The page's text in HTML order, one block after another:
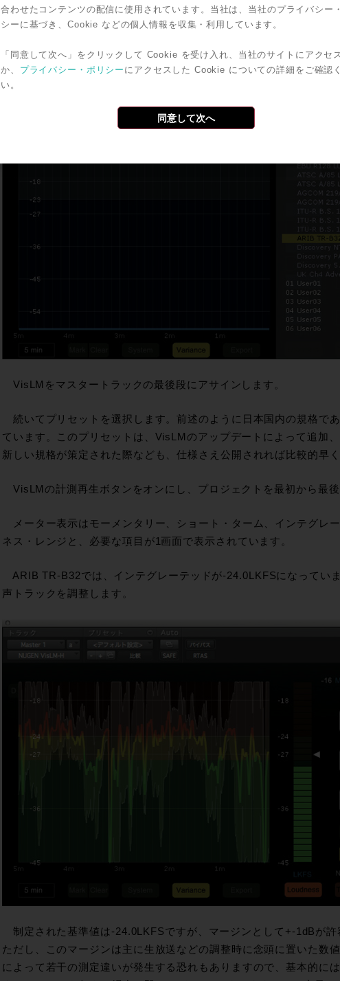
DAW側の仕様も含めて対応が期待されます。
プラグインでの起動
VisLMをマスタートラックの最後段にアサインします。
続いてプリセットを選択します。前述のように日本国内の規格で
ています。このプリセットは、VisLMのアップデートによって追加
新しい規格が策定された際なども、仕様さえ公開されれば比較的早
VisLMの計測再生ボタンをオンにし、プロジェクトを最初から最
メーター表示はモーメンタリー、ショート・ターム、インテグレ
ネス・レンジと、必要な項目が1画面で表示されています。
ARIB TR-B32では、インテグレーテッドが-24.0LKFSになってい
声トラックを調整します。
制定された基準値は-24.0LKFSですが、マージンとして+-1dBが
ただし、このマージンは主に生放送などの調整時に念頭に置いた数
によって若干の測定違いが発生する恐れもありますので、基本的に
合わせたコンテンツの配信に使用されています。当社は、当社のプライバシー
シーに基づき、Cookie などの個人情報を収集・利用しています。
「同意して次へ」をクリックして Cookie を受け入れ、当社のサイトにアクセ
か、 プライバシー・ポリシー にアクセスした Cookie についての詳細をご確認
い。
同意して次へ